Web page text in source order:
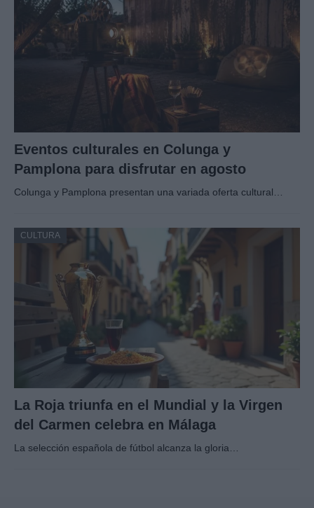
Eventos culturales en Colunga y
Pamplona para disfrutar en agosto
Colunga y Pamplona presentan una variada oferta cultural…
CULTURA
La Roja triunfa en el Mundial y la Virgen
del Carmen celebra en Málaga
La selección española de fútbol alcanza la gloria…